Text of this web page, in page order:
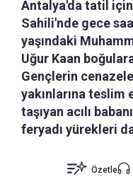
Antalya'da tatil
Sahili'nde gece
yaşındaki
Uğur Kaan
Gençlerin
yakınlarına
taşıyan acılı
feryadı yürekleri
Özetle